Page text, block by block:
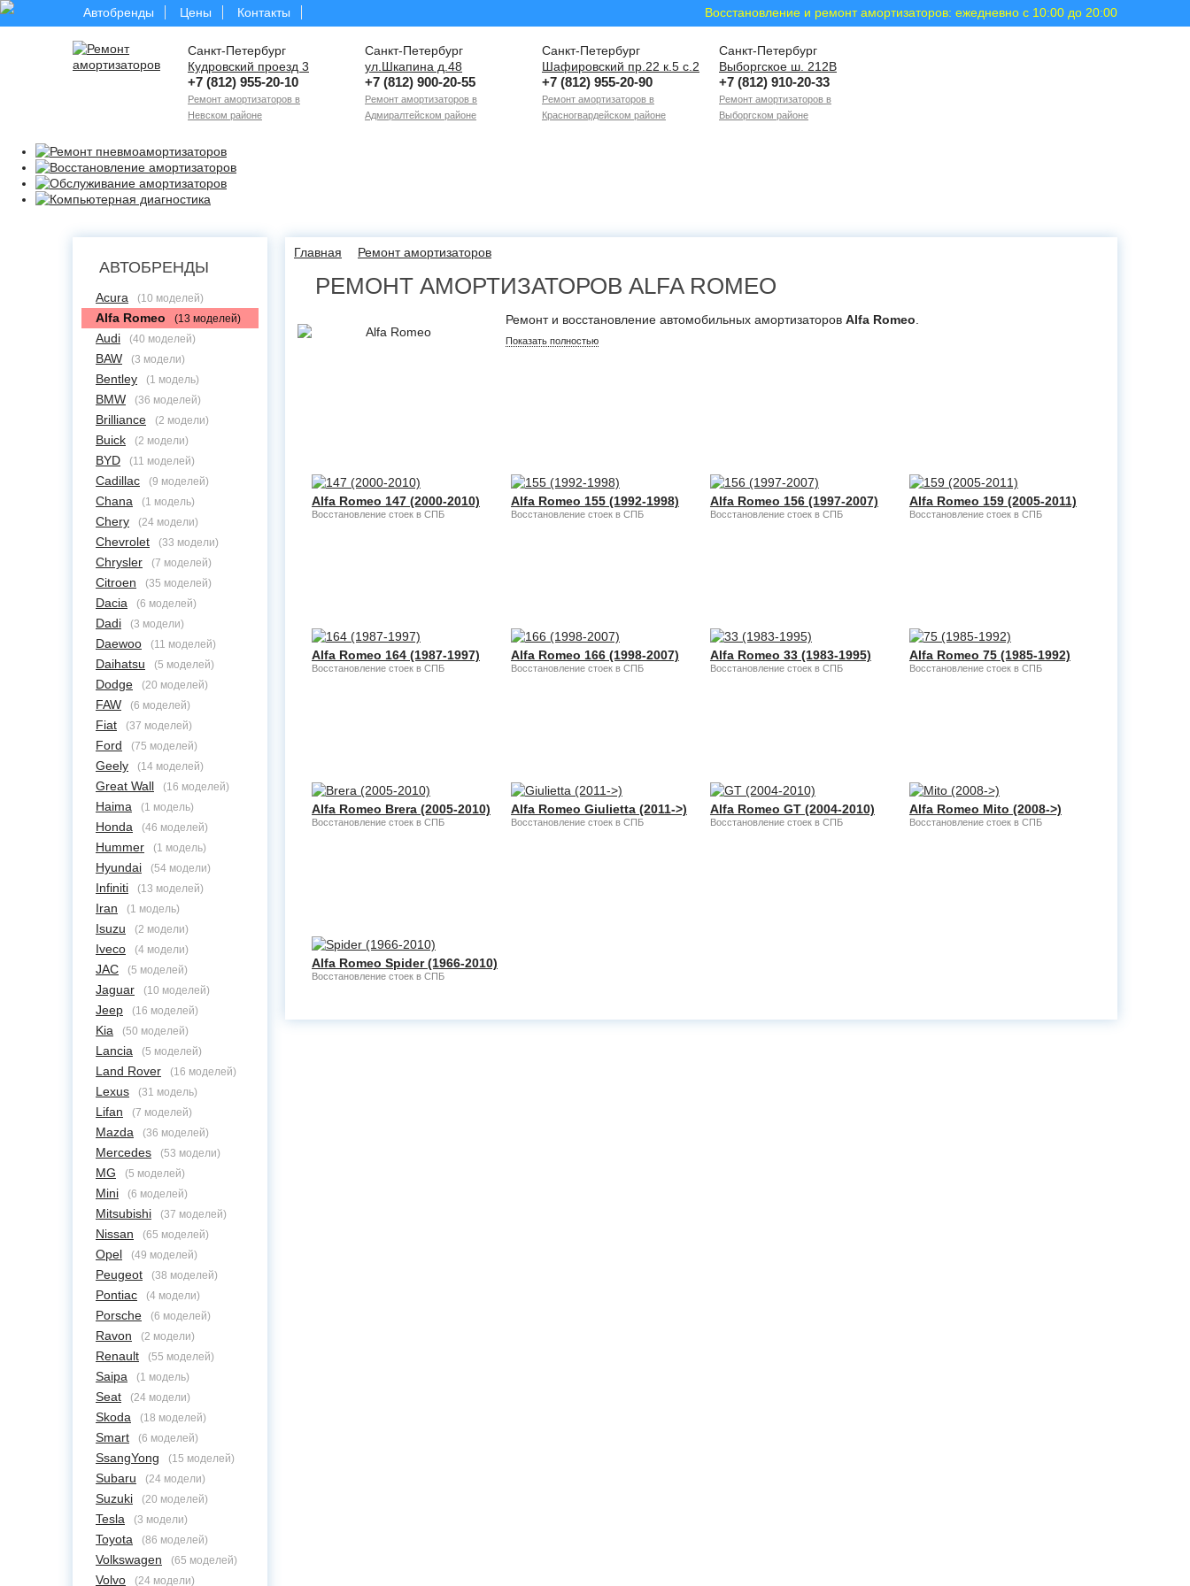
Автобренды Цены Контакты Восстановление и ремонт амортизаторов: ежедневно с 10:00 до 20:00
Санкт-Петербург
Кудровский проезд 3
+7 (812) 955-20-10
Ремонт амортизаторов в
Невском районе
Санкт-Петербург
ул.Шкапина д.48
+7 (812) 900-20-55
Ремонт амортизаторов в
Адмиралтейском районе
Санкт-Петербург
Шафировский пр.22 к.5 с.2
+7 (812) 955-20-90
Ремонт амортизаторов в
Красногвардейском районе
Санкт-Петербург
Выборгское ш. 212В
+7 (812) 910-20-33
Ремонт амортизаторов в
Выборгском районе
Главная Ремонт амортизаторов
РЕМОНТ АМОРТИЗАТОРОВ ALFA ROMEO
Ремонт и восстановление автомобильных амортизаторовAlfa Romeo
Показать полностью
Alfa Romeo 147 (2000-2010)
Восстановление стоек в СПБ
Alfa Romeo 155 (1992-1998)
Восстановление стоек в СПБ
Alfa Romeo 156 (1997-2007)
Восстановление стоек в СПБ
Alfa Romeo 159 (2005-2011)
Восстановление стоек в СПБ
Alfa Romeo 164 (1987-1997)
Восстановление стоек в СПБ
Alfa Romeo 166 (1998-2007)
Восстановление стоек в СПБ
Alfa Romeo 33 (1983-1995)
Восстановление стоек в СПБ
Alfa Romeo 75 (1985-1992)
Восстановление стоек в СПБ
Alfa Romeo Brera (2005-2010)
Восстановление стоек в СПБ
Alfa Romeo Giulietta (2011->)
Восстановление стоек в СПБ
Alfa Romeo GT (2004-2010)
Восстановление стоек в СПБ
Alfa Romeo Mito (2008->)
Восстановление стоек в СПБ
Alfa Romeo Spider (1966-2010)
Восстановление стоек в СПБ
АВТОБРЕНДЫ
Acura (10 моделей)
Alfa Romeo (13 моделей)
Audi (40 моделей)
BAW (3 модели)
Bentley (1 модель)
BMW (36 моделей)
Brilliance (2 модели)
Buick (2 модели)
BYD (11 моделей)
Cadillac (9 моделей)
Chana (1 модель)
Chery (24 модели)
Chevrolet (33 модели)
Chrysler (7 моделей)
Citroen (35 моделей)
Dacia (6 моделей)
Dadi (3 модели)
Daewoo (11 моделей)
Daihatsu (5 моделей)
Dodge (20 моделей)
FAW (6 моделей)
Fiat (37 моделей)
Ford (75 моделей)
Geely (14 моделей)
Great Wall (16 моделей)
Haima (1 модель)
Honda (46 моделей)
Hummer (1 модель)
Hyundai (54 модели)
Infiniti (13 моделей)
Iran (1 модель)
Isuzu (2 модели)
Iveco (4 модели)
JAC (5 моделей)
Jaguar (10 моделей)
Jeep (16 моделей)
Kia (50 моделей)
Lancia (5 моделей)
Land Rover (16 моделей)
Lexus (31 модель)
Lifan (7 моделей)
Mazda (36 моделей)
Mercedes (53 модели)
MG (5 моделей)
Mini (6 моделей)
Mitsubishi (37 моделей)
Nissan (65 моделей)
Opel (49 моделей)
Peugeot (38 моделей)
Pontiac (4 модели)
Porsche (6 моделей)
Ravon (2 модели)
Renault (55 моделей)
Saipa (1 модель)
Seat (24 модели)
Skoda (18 моделей)
Smart (6 моделей)
SsangYong (15 моделей)
Subaru (24 модели)
Suzuki (20 моделей)
Tesla (3 модели)
Toyota (86 моделей)
Volkswagen (65 моделей)
Volvo (24 модели)